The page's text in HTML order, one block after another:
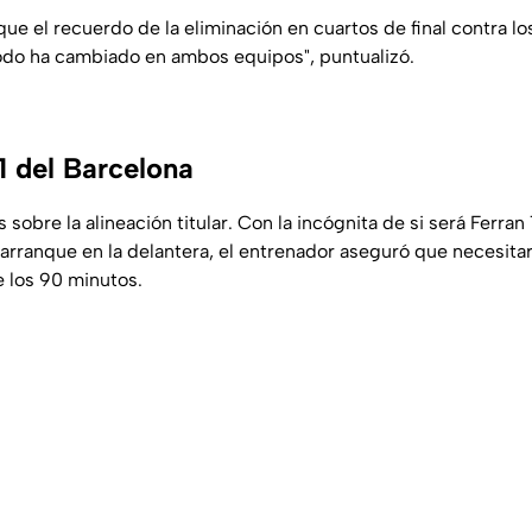
el recuerdo de la eliminación en cuartos de final contra
ha cambiado en ambos equipos", puntualizó.
del Barcelona
la alineación titular. Con la incógnita de si será Ferran
en la delantera, el entrenador aseguró que
los 90 minutos.